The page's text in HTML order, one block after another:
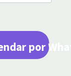
por